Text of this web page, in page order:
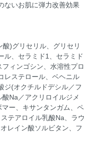
ないお肌に弾力改善効果
)グリセリル、グリセリ
ル、セラミド1、セラミド
ィンゴシン、水溶性プロ
レステロール、ベヘニル
ジ(オクチルドデシル／フ
Na／アクリロイルジメ
ー、キサンタンガム、ペ
テアロイル乳酸Na、ラウ
レイン酸ソルビタン、フ